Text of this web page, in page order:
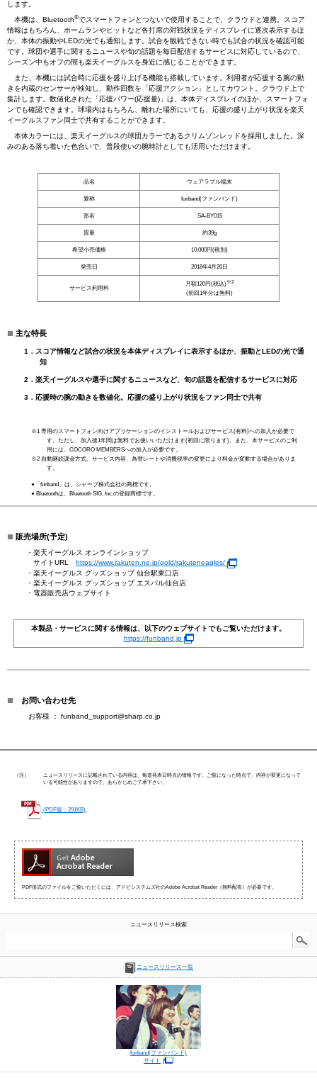
します。
本機は、Bluetooth®でスマートフォンとつないで使用することで、クラウドと連携。スコア
情報はもちろん、ホームランやヒットなど各打席の対戦状況をディスプレイに逐次表示するほ
か、本体の振動やLEDの光でも通知します。試合を観戦できない時でも試合の状況を確認可能
です。球団や選手に関するニュースや旬の話題を毎日配信するサービスに対応しているので、
シーズン中もオフの間も楽天イーグルスを身近に感じることができます。
また、本機には試合時に応援を盛り上げる機能も搭載しています。利用者が応援する腕の動
きを内蔵のセンサーが検知し、動作回数を「応援アクション」としてカウント。クラウド上で
集計します。数値化された「応援パワー(応援量)」は、本体ディスプレイのほか、スマートフォ
ンでも確認できます。球場内はもちろん、離れた場所にいても、応援の盛り上がり状況を楽天
イーグルスファン同士で共有することができます。
本体カラーには、楽天イーグルスの球団カラーであるクリムゾンレッドを採用しました。深
みのある落ち着いた色合いで、普段使いの腕時計としても活用いただけます。
品名 ウェアラブル端末
愛称 funband(ファンバンド)
形名 SA-BY015
質量 約39g
希望小売価格 10,000円(税別)
発売日 2018年4月20日
サービス利用料
月額120円(税込) ※2
(初回1年分は無料)
■ 主な特長
1．スコア情報など試合の状況を本体ディスプレイに表示するほか、振動とLEDの光で通
知
2．楽天イーグルスや選手に関するニュースなど、旬の話題を配信するサービスに対応
3．応援時の腕の動きを数値化。応援の盛り上がり状況をファン同士で共有
※1 専用のスマートフォン向けアプリケーションのインストールおよびサービス(有料)への加入が必要で
す。ただし、加入後1年間は無料でお使いいただけます(初回に限ります)。また、本サービスのご利
用には、COCORO MEMBERSへの加入が必要です。
※2 自動継続課金方式。サービス内容、為替レートや消費税率の変更により料金が変動する場合がありま
す。
●「funband」は、シャープ株式会社の商標です。
● Bluetoothは、Bluetooth SIG, Inc.の登録商標です。
■ 販売場所(予定)
・楽天イーグルス オンラインショップ
サイトURL https://www.rakuten.ne.jp/gold/rakuteneagles/
・楽天イーグルス グッズショップ 仙台駅東口店
・楽天イーグルス グッズショップ エスパル仙台店
・電器販売店ウェブサイト
本製品・サービスに関する情報は、以下のウェブサイトでもご覧いただけます。
https://funband.jp
■ お問い合わせ先
お客様 ： funband_support@sharp.co.jp
（注）
ニュースリリースに記載されている内容は、報道発表日時点の情報です。ご覧になった時点で、内容が変更になって
いる可能性がありますので、あらかじめご了承下さい。
(PDF版：291KB)
PDF形式のファイルをご覧いただくには、アドビシステムズ社のAdobe Acrobat Reader（無料配布）が必要です。
ニュースリリース検索
ニュースリリース一覧
funband(ファンバンド)
サイト